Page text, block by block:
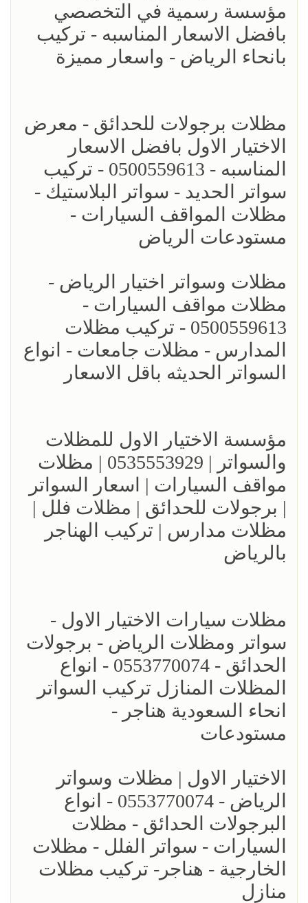
مؤسسة رسمية في التخصصي
بافضل الاسعار المناسبه - تركيب
بانحاء الرياض - واسعار مميزة
مظلات برجولات للحدائق - معرض
الاختيار الاول بافضل الاسعار
المناسبه - 0500559613 - تركيب
سواتر الحديد - سواتر البلاستيك -
مظلات المواقف السيارات -
مستودعات الرياض
مظلات وسواتر اختيار الرياض -
مظلات مواقف السيارات -
0500559613 - تركيب مظلات
المدارس - مظلات جامعات - انواع
السواتر الحديثه باقل الاسعار
مؤسسة الاختيار الاول للمظلات
والسواتر | 0535553929 | مظلات
مواقف السيارات | اسعار السواتر
| برجولات للحدائق | مظلات فلل |
مظلات مدارس | تركيب الهناجر
بالرياض
مظلات سيارات الاختيار الاول -
سواتر ومظلات الرياض - برجولات
الحدائق - 0553770074 - انواع
المظلات المنازل تركيب السواتر
انحاء السعودية هناجر -
مستودعات
الاختيار الاول | مظلات وسواتر
الرياض - 0553770074 - انواع
البرجولات الحدائق - مظلات
السيارات - سواتر الفلل - مظلات
الخارجية - هناجر- تركيب مظلات
منازل